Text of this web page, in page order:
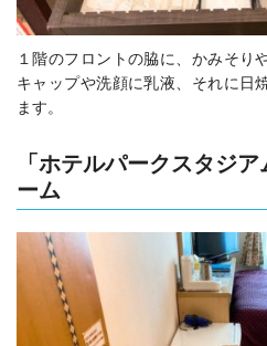
１階のフロントの脇に、かみそり
キャップや洗顔に乳液、それに日
ます。
「ホテルパークスタジ
ーム